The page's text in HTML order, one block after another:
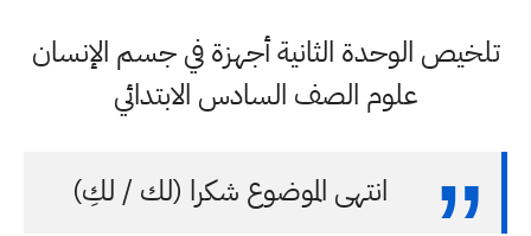
تلخيص الوحدة الثانية أجهزة في جسم الإنسان
علوم الصف السادس الابتدائي
انتهى الموضوع شكرا (لك / لكِ)